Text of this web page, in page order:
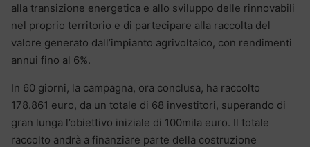
alla transizione energetica e allo sviluppo delle rinnovabili
nel proprio territorio e di partecipare alla raccolta del
valore generato dall’impianto agrivoltaico, con rendimenti
annui fino al 6%.
In 60 giorni, la campagna, ora conclusa, ha raccolto
178.861 euro, da un totale di 68 investitori, superando di
gran lunga l’obiettivo iniziale di 100mila euro. Il totale
raccolto andrà a finanziare parte della costruzione